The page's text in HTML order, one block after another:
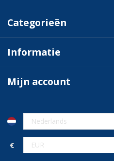
Categorieën
Informatie
Mijn account
€